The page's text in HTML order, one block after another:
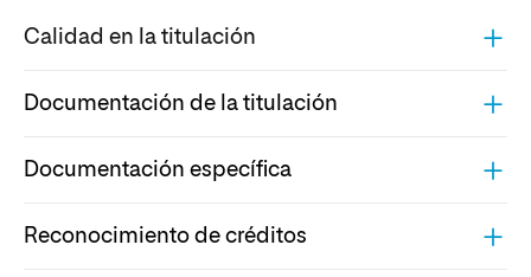
Calidad en la titulación
Documentación de la titulación
Documentación específica
Reconocimiento de créditos